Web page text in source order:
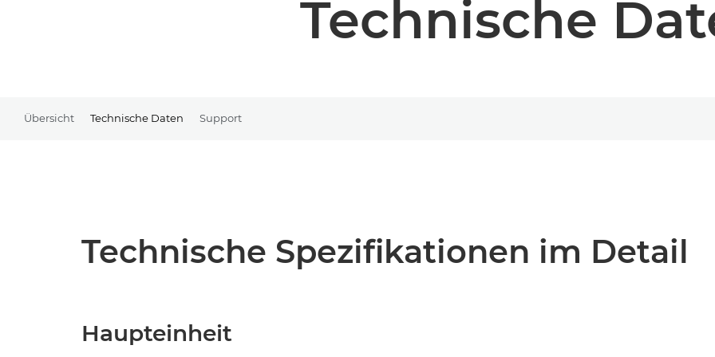
Technische
Übersicht Technische Daten Support
Technische Spezifikationen im Detail
Haupteinheit